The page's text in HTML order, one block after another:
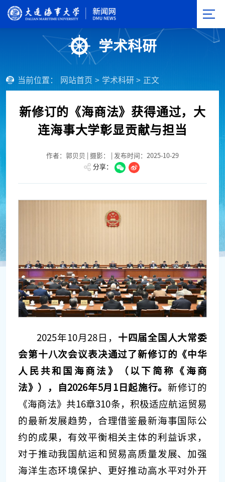
学术科研
当前位置： 网站首页 > 学术科研 > 正文
新修订的《海商法》获得通过，大
连海事大学彰显贡献与担当
作者：郭贝贝 | 摄影： | 发布时间：2025-10-29
分享：
2025年10月28日， 十四届全国人大常委
会第十八次会议表决通过了新修订的《中华
人民共和国海商法》（以下简称《海商
法》），自2026年5月1日起施行。 新修订的
《海商法》共16章310条，积极适应航运贸易
的最新发展趋势，合理借鉴最新海事国际公
约的成果，有效平衡相关主体的利益诉求，
对于推动我国航运和贸易高质量发展、加强
海洋生态环境保护、更好推动高水平对外开